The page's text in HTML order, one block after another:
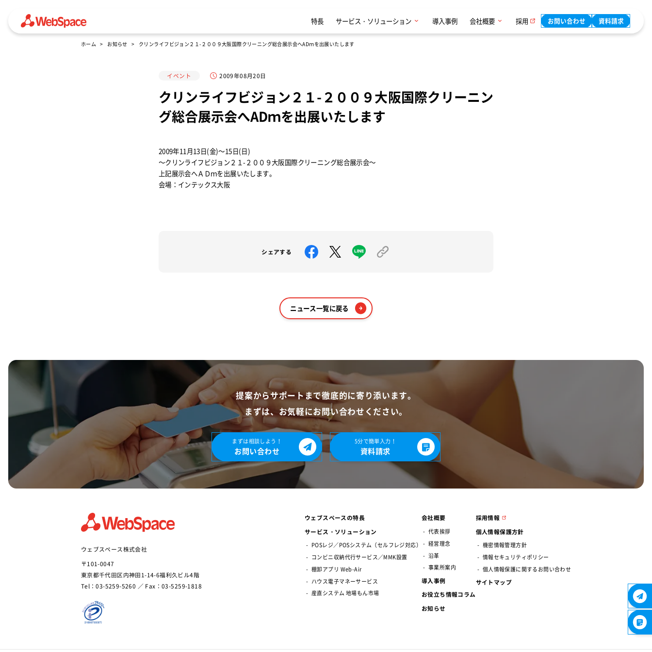
特長 サービス・ソリューション 導入事例 会社概要 採用 お問い合わせ 資料請求
ホーム お知らせ クリンライフビジョン２１-２００９大阪国際クリーニング総合展示会へADｍを出展いたします
イベント 2009年08月20日
クリンライフビジョン２１-２００９大阪国際クリーニン
グ総合展示会へADｍを出展いたします
2009年11月13日(金)～15日(日)
～クリンライフビジョン２１-２００９大阪国際クリーニング総合展示会～
上記展示会へＡＤｍを出展いたします。
会場：インテックス大阪
シェアする
ニュース一覧に戻る
提案からサポートまで徹底的に寄り添います。
まずは、お気軽にお問い合わせください。
まずは相談しよう！
お問い合わせ
5分で簡単入力！
資料請求
ウェブスペース株式会社
〒101-0047
東京都千代田区内神田1-14-6福利久ビル4階
Tel：03-5259-5260 ／ Fax：03-5259-1818
ウェブスペースの特長
サービス・ソリューション
POSレジ／POSシステム（セルフレジ対応）
コンビニ収納代行サービス／MMK設置
棚卸アプリ Web-Air
ハウス電子マネーサービス
産直システム 地場もん市場
会社概要
代表挨拶
経営理念
沿革
事業所案内
導入事例
お役立ち情報コラム
お知らせ
採用情報
個人情報保護方針
機密情報管理方針
情報セキュリティポリシー
個人情報保護に関するお問い合わせ
サイトマップ